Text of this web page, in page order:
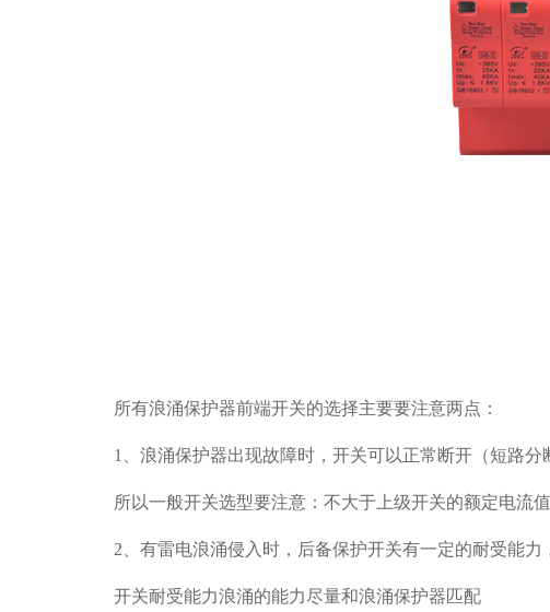
所有浪涌保护器前端开关的选择主要要注意两点：
1、浪涌保护器出现故障时，开关可以正常断开（短路分
所以一般开关选型要注意：不大于上级开关的额定电流
2、有雷电浪涌侵入时，后备保护开关有一定的耐受能力
开关耐受能力浪涌的能力尽量和浪涌保护器匹配